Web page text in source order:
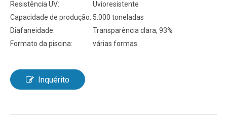
Resistência UV:
Uvioresistente
Capacidade de produção: 5.000 toneladas
Diafaneidade:
Transparência clara, 93%
Formato da piscina:
várias formas
Inquérito